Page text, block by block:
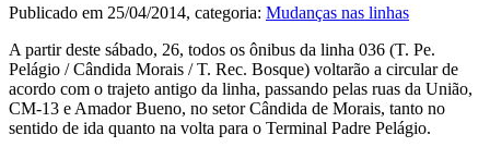
Publicado em 25/04/2014, categoria: Mudanças nas linhas
A partir deste sábado, 26, todos os ônibus da linha 036 (T. Pe.
Pelágio / Cândida Morais / T. Rec. Bosque) voltarão a circular de
acordo com o trajeto antigo da linha, passando pelas ruas da União,
CM-13 e Amador Bueno, no setor Cândida de Morais, tanto no
sentido de ida quanto na volta para o Terminal Padre Pelágio.